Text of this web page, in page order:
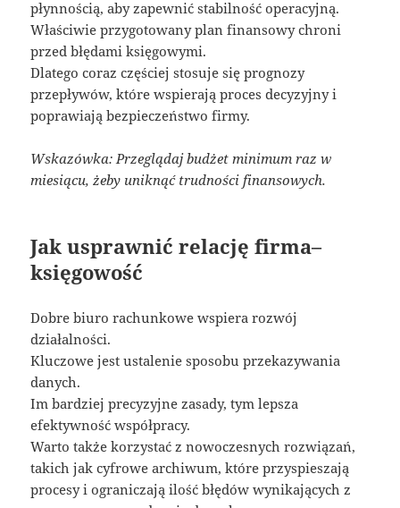
płynnością, aby zapewnić stabilność operacyjną.
Właściwie przygotowany plan finansowy chroni
przed błędami księgowymi.
Dlatego coraz częściej stosuje się prognozy
przepływów, które wspierają proces decyzyjny i
poprawiają bezpieczeństwo firmy.
Wskazówka: Przeglądaj budżet minimum raz w
miesiącu, żeby uniknąć trudności finansowych.
Jak usprawnić relację firma–
księgowość
Dobre biuro rachunkowe wspiera rozwój
działalności.
Kluczowe jest ustalenie sposobu przekazywania
danych.
Im bardziej precyzyjne zasady, tym lepsza
efektywność współpracy.
Warto także korzystać z nowoczesnych rozwiązań,
takich jak cyfrowe archiwum, które przyspieszają
procesy i ograniczają ilość błędów wynikających z